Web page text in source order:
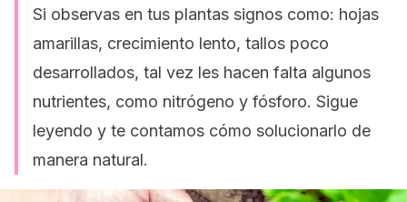
Si observas en tus plantas signos como: hojas
amarillas, crecimiento lento, tallos poco
desarrollados, tal vez les hacen falta algunos
nutrientes, como nitrógeno y fósforo. Sigue
leyendo y te contamos cómo solucionarlo de
manera natural.